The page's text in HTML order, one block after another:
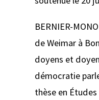
BERNIER-
de Weimar à
doyens et
démocratie
thèse en